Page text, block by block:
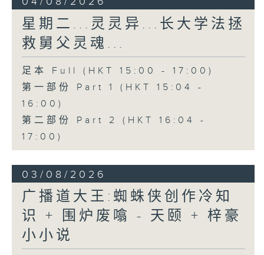
星期二...灵灵异...长大学法拯
救舅父灵魂...
足本 Full (HKT 15:00 - 17:00)
第一部份 Part 1 (HKT 15:04 -
16:00)
第二部份 Part 2 (HKT 16:04 -
17:00)
03/08/2026
广播道大王:蜘蛛侠创作冷知
识 + 围炉废噏 - 天颐 + 梓豪
小小说